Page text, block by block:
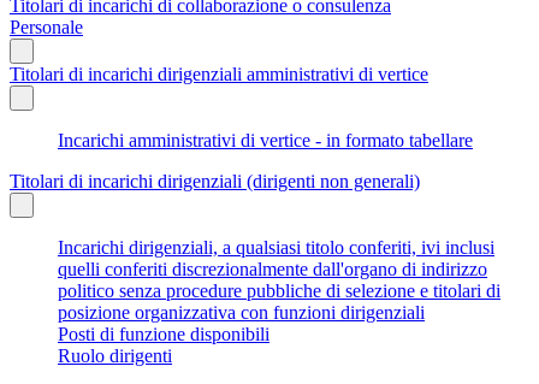
Titolari di incarichi di collaborazione o consulenza
Personale
Titolari di incarichi dirigenziali amministrativi di vertice
Incarichi amministrativi di vertice - in formato tabellare
Titolari di incarichi dirigenziali (dirigenti non generali)
Incarichi dirigenziali, a qualsiasi titolo conferiti, ivi inclusi
quelli conferiti discrezionalmente dall'organo di indirizzo
politico senza procedure pubbliche di selezione e titolari di
posizione organizzativa con funzioni dirigenziali
Posti di funzione disponibili
Ruolo dirigenti